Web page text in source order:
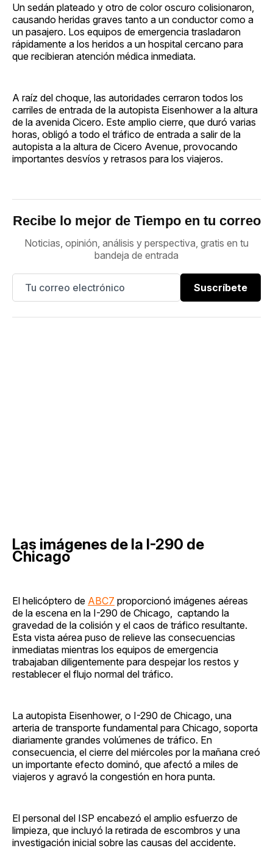
Un sedán plateado y otro de color oscuro colisionaron,
causando heridas graves tanto a un conductor como a
un pasajero. Los equipos de emergencia trasladaron
rápidamente a los heridos a un hospital cercano para
que recibieran atención médica inmediata.
A raíz del choque, las autoridades cerraron todos los
carriles de entrada de la autopista Eisenhower a la altura
de la avenida Cicero. Este amplio cierre, que duró varias
horas, obligó a todo el tráfico de entrada a salir de la
autopista a la altura de Cicero Avenue, provocando
importantes desvíos y retrasos para los viajeros.
Recibe lo mejor de Tiempo en tu correo
Noticias, opinión, análisis y perspectiva, gratis en tu
bandeja de entrada
Suscríbete
Las imágenes de la I-290 de
Chicago
El helicóptero de ABC7 proporcionó imágenes aéreas
de la escena en la I-290 de Chicago, captando la
gravedad de la colisión y el caos de tráfico resultante.
Esta vista aérea puso de relieve las consecuencias
inmediatas mientras los equipos de emergencia
trabajaban diligentemente para despejar los restos y
restablecer el flujo normal del tráfico.
La autopista Eisenhower, o I-290 de Chicago, una
arteria de transporte fundamental para Chicago, soporta
diariamente grandes volúmenes de tráfico. En
consecuencia, el cierre del miércoles por la mañana creó
un importante efecto dominó, que afectó a miles de
viajeros y agravó la congestión en hora punta.
El personal del ISP encabezó el amplio esfuerzo de
limpieza, que incluyó la retirada de escombros y una
investigación inicial sobre las causas del accidente.